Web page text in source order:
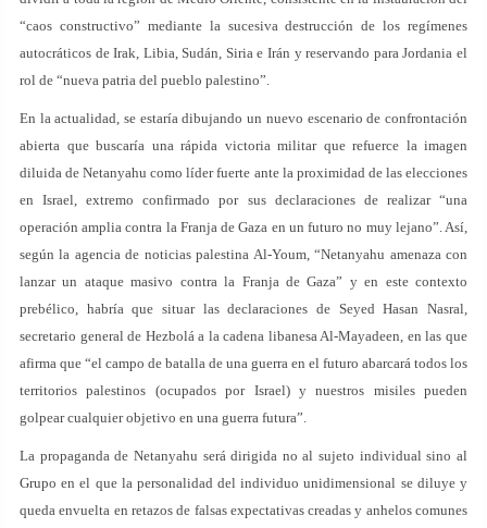
“caos constructivo” mediante la sucesiva destrucción de los regímenes
autocráticos de Irak, Libia, Sudán, Siria e Irán y reservando para Jordania el
rol de “nueva patria del pueblo palestino”.
En la actualidad, se estaría dibujando un nuevo escenario de confrontación
abierta que buscaría una rápida victoria militar que refuerce la imagen
diluida de Netanyahu como líder fuerte ante la proximidad de las elecciones
en Israel, extremo confirmado por sus declaraciones de realizar “una
operación amplia contra la Franja de Gaza en un futuro no muy lejano”. Así,
según la agencia de noticias palestina Al-Youm, “Netanyahu amenaza con
lanzar un ataque masivo contra la Franja de Gaza” y en este contexto
prebélico, habría que situar las declaraciones de Seyed Hasan Nasral,
secretario general de Hezbolá a la cadena libanesa Al-Mayadeen, en las que
afirma que “el campo de batalla de una guerra en el futuro abarcará todos los
territorios palestinos (ocupados por Israel) y nuestros misiles pueden
golpear cualquier objetivo en una guerra futura”.
La propaganda de Netanyahu será dirigida no al sujeto individual sino al
Grupo en el que la personalidad del individuo unidimensional se diluye y
queda envuelta en retazos de falsas expectativas creadas y anhelos comunes